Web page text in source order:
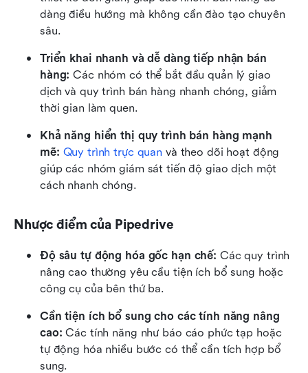
dàng điều hướng mà không cần đào tạo chuyên
sâu.
Triển khai nhanh và dễ dàng tiếp nhận bán
hàng: Các nhóm có thể bắt đầu quản lý giao
dịch và quy trình bán hàng nhanh chóng, giảm
thời gian làm quen.
Khả năng hiển thị quy trình bán hàng mạnh
mẽ: Quy trình trực quan và theo dõi hoạt động
giúp các nhóm giám sát tiến độ giao dịch một
cách nhanh chóng.
Nhược điểm của Pipedrive
Độ sâu tự động hóa gốc hạn chế: Các quy trình
nâng cao thường yêu cầu tiện ích bổ sung hoặc
công cụ của bên thứ ba.
Cần tiện ích bổ sung cho các tính năng nâng
cao: Các tính năng như báo cáo phức tạp hoặc
tự động hóa nhiều bước có thể cần tích hợp bổ
sung.